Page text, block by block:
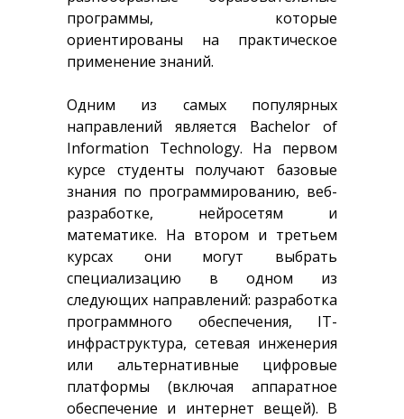
программы, которые
ориентированы на практическое
применение знаний.
Одним из самых популярных
направлений является Bachelor of
Information Technology. На первом
курсе студенты получают базовые
знания по программированию, веб-
разработке, нейросетям и
математике. На втором и третьем
курсах они могут выбрать
специализацию в одном из
следующих направлений: разработка
программного обеспечения, IT-
инфраструктура, сетевая инженерия
или альтернативные цифровые
платформы (включая аппаратное
обеспечение и интернет вещей). В